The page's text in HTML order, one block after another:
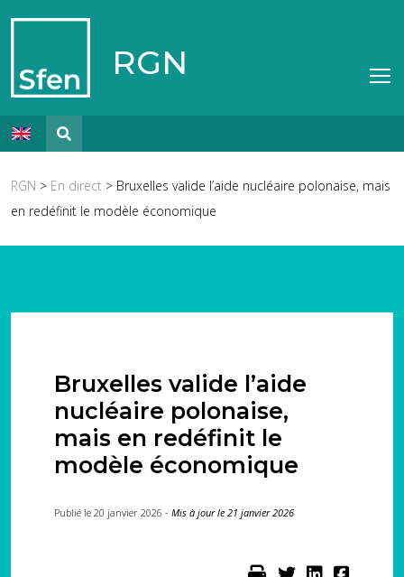
RGN
RGN > En direct > Bruxelles valide l’aide nucléaire polonaise, mais
en redéfinit le modèle économique
Bruxelles valide l’aide
nucléaire polonaise,
mais en redéfinit le
modèle économique
Publié le 20 janvier 2026 - Mis à jour le 21 janvier 2026